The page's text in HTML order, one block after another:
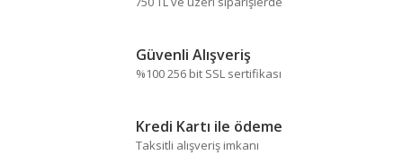
Güvenli Alışveriş
%100 256 bit SSL sertifikası
Kredi Kartı ile ödeme
Taksitli alışveriş imkanı